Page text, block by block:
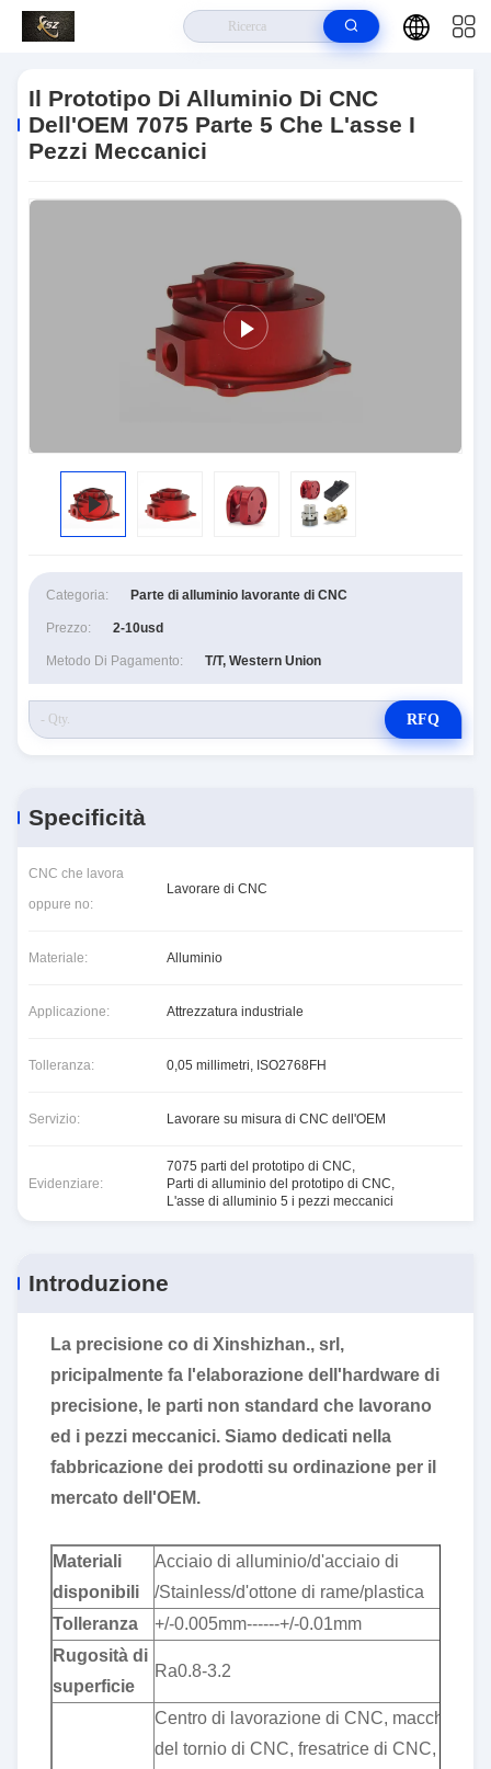
Alluminio Di CNC Dell'OEM 7075 Parte 5 Che L'asse I Pezzi Meccanici
Il Prototipo Di Alluminio Di CNC
Dell'OEM 7075 Parte 5 Che L'asse I
Pezzi Meccanici
Categoria: Parte di alluminio lavorante di CNC
Prezzo: 2-10usd
Metodo Di Pagamento: T/T, Western Union
RFQ
Specificità
CNC che lavora
oppure no:
Lavorare di CNC
Materiale: Alluminio
Applicazione: Attrezzatura industriale
Tolleranza: 0,05 millimetri, ISO2768FH
Servizio: Lavorare su misura di CNC dell'OEM
Evidenziare:
7075 parti del prototipo di CNC,
Parti di alluminio del prototipo di CNC,
L'asse di alluminio 5 i pezzi meccanici
Introduzione
La precisione co di Xinshizhan., srl,
pricipalmente fa l'elaborazione dell'hardware di
precisione, le parti non standard che lavorano
ed i pezzi meccanici. Siamo dedicati nella
fabbricazione dei prodotti su ordinazione per il
mercato dell'OEM.
Materiali
disponibili
Acciaio di alluminio/d'acciaio di
/Stainless/d'ottone di rame/plastica
Tolleranza
+/-0.005mm------+/-0.01mm
Rugosità di
superficie
Ra0.8-3.2
Centro di lavorazione di CNC, macchina
del tornio di CNC, fresatrice di CNC, torni